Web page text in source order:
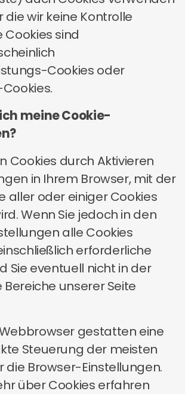
zusätzlichen, bezahlten
https://priv-
priv/browser/cookie-
die wir keine Kontrolle
Cookies sind
Cookies oder
meine Cookie-
Cookies durch Aktivieren
in Ihrem Browser, mit der
aller oder einiger Cookies
Wenn Sie jedoch in den
alle Cookies
erforderliche
Sie eventuell nicht in der
Bereiche unserer Seite
gestatten eine
Steuerung der meisten
die Browser-Einstellungen.
über Cookies erfahren